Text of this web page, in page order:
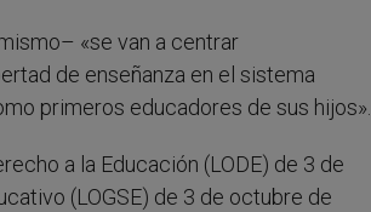
«se van a centrar
de enseñanza en el sistema
primeros educadores de sus hijos».
a la Educación (LODE) de 3 de
(LOGSE) de 3 de octubre de